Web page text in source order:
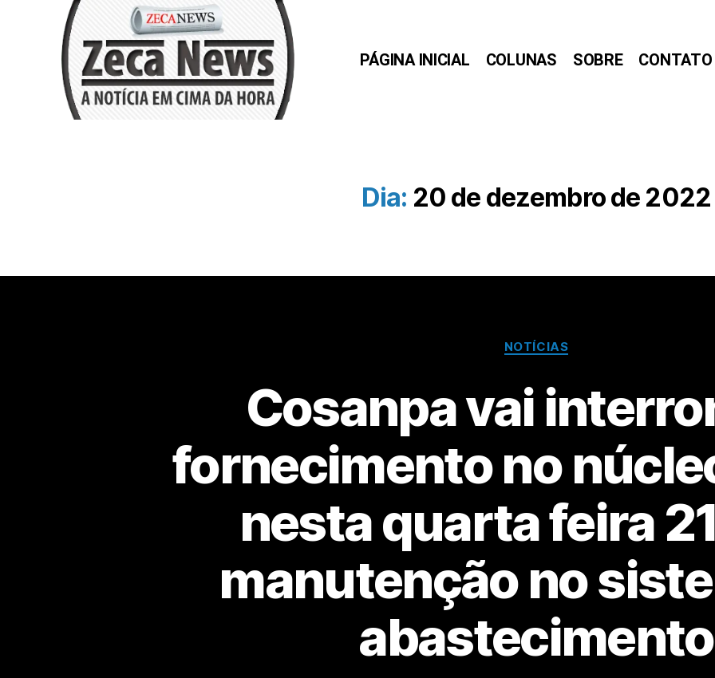
PÁGINA INICIAL COLUNAS SOBRE CONTATO
Dia: 20 de dezembro de 2022
NOTÍCIAS
Cosanpa vai
fornecimento no
nesta quarta feira
manutenção no
abastecimento